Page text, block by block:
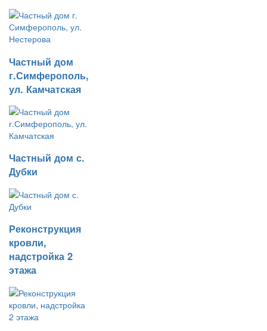
Частный дом
г.Симферополь,
ул. Камчатская
Частный дом с.
Дубки
Реконструкция
кровли,
надстройка 2
этажа